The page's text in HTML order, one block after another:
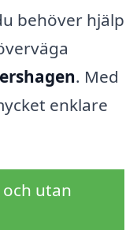
behöver hjälp
. Med
enklare
utan